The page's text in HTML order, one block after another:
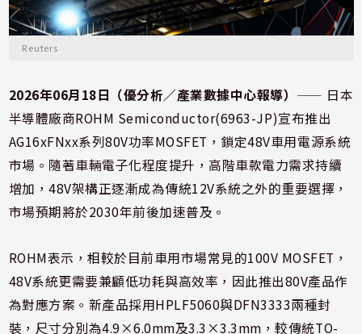
Reuters
2026年06月18日（優分析／產業數據中心報導） ⸺ 日本
半導體廠商ROHM Semiconductor(6963-JP)宣布推出
AG16xFNxx系列80V功率MOSFET，鎖定48V車用電源系統
市場。隨著車輛電子化程度提升，高階車款電力需求持續
增加，48V架構正逐漸成為傳統12V系統之外的重要選擇，
市場預期將於2030年前後加速普及。
ROHM表示，相較於目前車用市場常見的100V MOSFET，
48V系統更需要兼顧低功耗與高效率，因此推出80V產品作
為對應方案。新產品採用HPLF5060與DFN3333兩種封
裝，尺寸分別為4.9×6.0mm及3.3×3.3mm，較傳統TO-